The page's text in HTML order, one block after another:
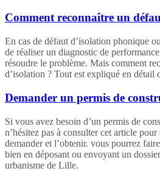
Comment reconnaître un
En cas de défaut d’isolation phonique
de réaliser un diagnostic de
résoudre le problème. Mais comment
d’isolation ? Tout est expliqué en détail
Demander un permis de
Si vous avez besoin d’un permis de
n’hésitez pas à consulter cet article
demander et l’obtenir. vous pourrez
bien en déposant ou envoyant un
urbanisme de Lille.